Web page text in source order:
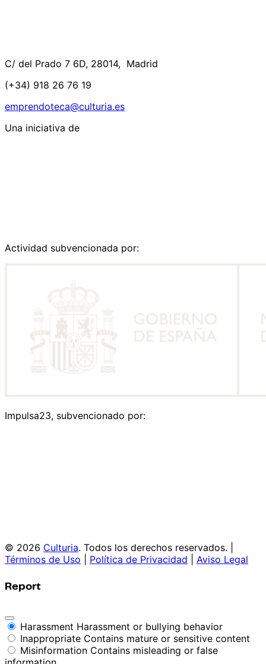
C/ del Prado 7 6D, 28014, Madrid
(+34) 918 26 76 19
emprendoteca@culturia.es
Una iniciativa de
Actividad subvencionada por:
Impulsa23, subvencionado por:
© 2026 Culturia. Todos los derechos reservados. |
Términos de Uso
Política de Privacidad Aviso Legal
Report
Harassment Harassment or bullying behavior
Inappropriate Contains mature or sensitive content
Misinformation Contains misleading or false